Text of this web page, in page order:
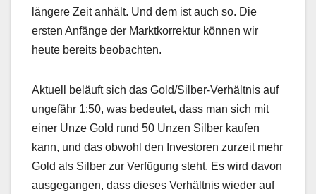
längere Zeit anhält. Und dem ist auch so. Die
ersten Anfänge der Marktkorrektur können wir
heute bereits beobachten.
Aktuell beläuft sich das Gold/Silber-Verhältnis auf
ungefähr 1:50, was bedeutet, dass man sich mit
einer Unze Gold rund 50 Unzen Silber kaufen
kann, und das obwohl den Investoren zurzeit mehr
Gold als Silber zur Verfügung steht. Es wird davon
ausgegangen, dass dieses Verhältnis wieder auf